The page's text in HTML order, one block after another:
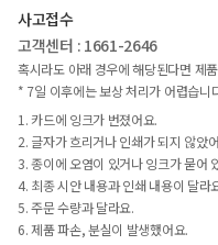
사고접수
고객센터 : 1661-2646
혹시라도 아래 경우에 해당된다면 제
* 7일 이후에는 보상 처리가 어렵습니
1. 카드에 잉크가 번졌어요.
2. 글자가 흐리거나 인쇄가 되지 않았
3. 종이에 오염이 있거나 잉크가 묻어
4. 최종 시안 내용과 인쇄 내용이 달라
5. 주문 수량과 달라요.
6. 제품 파손, 분실이 발생했어요.